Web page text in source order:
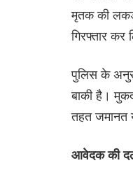
मृतक की
गिरफ्तार कर
पुलिस के
बाकी है।
तहत जमानत
आवेदक की